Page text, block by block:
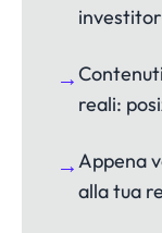
→
reali:
→ Appena
alla tua